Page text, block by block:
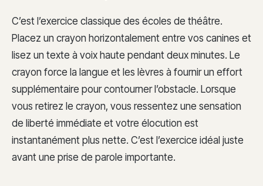
C’est l’exercice classique des écoles de théâtre.
Placez un crayon horizontalement entre vos canines et
lisez un texte à voix haute pendant deux minutes. Le
crayon force la langue et les lèvres à fournir un effort
supplémentaire pour contourner l’obstacle. Lorsque
vous retirez le crayon, vous ressentez une sensation
de liberté immédiate et votre élocution est
instantanément plus nette. C’est l’exercice idéal juste
avant une prise de parole importante.